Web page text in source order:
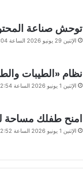
توحش صناعة
الإثنين 29 يونيو 2026 الساعة 12:04 ص
نظام «الطيبات
الإثنين 1 يونيو 2026 الساعة 12:54 ص
امنح طفلك مساحة
الإثنين 1 يونيو 2026 الساعة 12:52 ص